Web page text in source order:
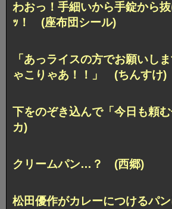
わおっ！手細いから手錠から
ｯ！ (座布団シール)
「あっライスの方でお願いし
ゃこりゃあ！！」 (ちんすけ)
下をのぞき込んで「今日も頼
カ)
クリームパン…？ (西郷)
松田優作がカレーにつけるパ